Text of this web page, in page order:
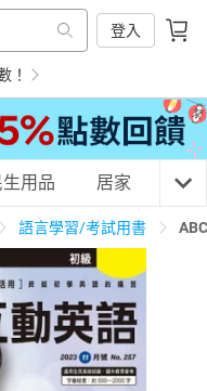
登入
！
生保健 民生用品
動休閒 親子玩具
生用品 居家 3C
語言學習/考試用書